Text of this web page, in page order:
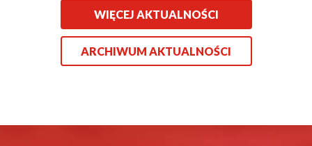
WIĘCEJ AKTUALNOŚCI
ARCHIWUM AKTUALNOŚCI